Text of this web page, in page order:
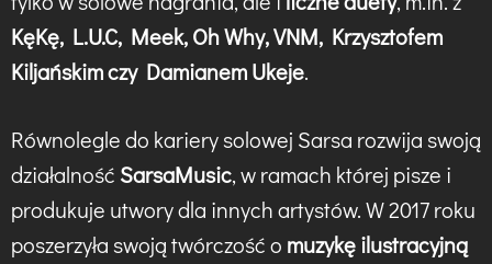
KęKę, L.U.C, Meek, Oh Why, VNM, Krzysztofem
Kiljańskim czy Damianem Ukeje.
Równolegle do kariery solowej Sarsa rozwija swoją
działalność SarsaMusic, w ramach której pisze i
produkuje utwory dla innych artystów. W 2017 roku
poszerzyła swoją twórczość o muzykę ilustracyjną